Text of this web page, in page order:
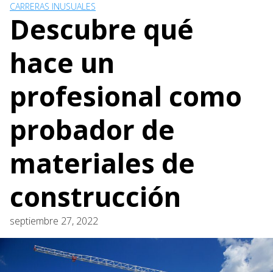
CARRERAS INUSUALES
Descubre qué
hace un
profesional como
probador de
materiales de
construcción
septiembre 27, 2022